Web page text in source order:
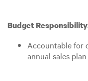
Budget
Accountable for
annual sales